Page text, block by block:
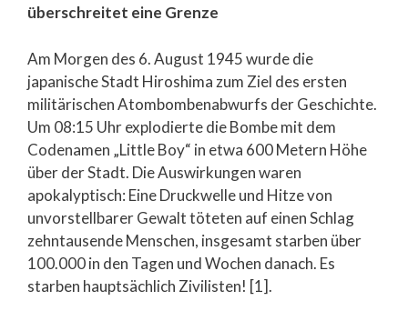
überschreitet eine Grenze
Am Morgen des 6. August 1945 wurde die
japanische Stadt Hiroshima zum Ziel des ersten
militärischen Atombombenabwurfs der Geschichte.
Um 08:15 Uhr explodierte die Bombe mit dem
Codenamen „Little Boy“ in etwa 600 Metern Höhe
über der Stadt. Die Auswirkungen waren
apokalyptisch: Eine Druckwelle und Hitze von
unvorstellbarer Gewalt töteten auf einen Schlag
zehntausende Menschen, insgesamt starben über
100.000 in den Tagen und Wochen danach. Es
starben hauptsächlich Zivilisten! [1].